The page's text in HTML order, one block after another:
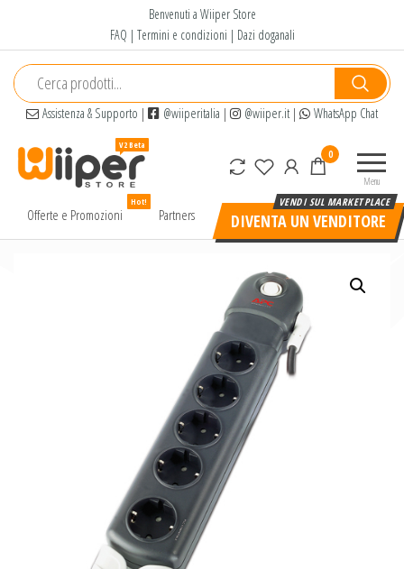
contenuto
Benvenuti a Wiiper Store
FAQ | Termini e condizioni | Dazi doganali
Assistenza & Supporto | @wiiperitalia | @wiiper.it| WhatsApp Chat
alta
Menu
0
Offerte e Promozioni
Hot!
Partners DIVENTA UN VENDITORE